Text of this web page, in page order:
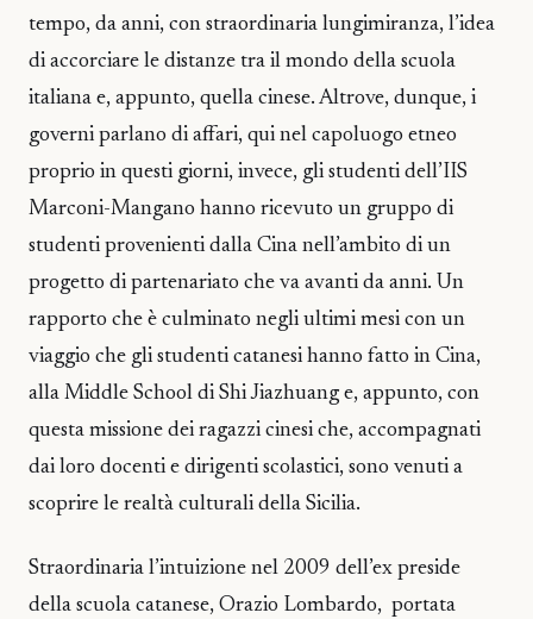
tempo, da anni, con straordinaria lungimiranza, l’idea
di accorciare le distanze tra il mondo della scuola
italiana e, appunto, quella cinese. Altrove, dunque, i
governi parlano di affari, qui nel capoluogo etneo
proprio in questi giorni, invece, gli studenti dell’IIS
Marconi-Mangano hanno ricevuto un gruppo di
studenti provenienti dalla Cina nell’ambito di un
progetto di partenariato che va avanti da anni. Un
rapporto che è culminato negli ultimi mesi con un
viaggio che gli studenti catanesi hanno fatto in Cina,
alla Middle School di Shi Jiazhuang e, appunto, con
questa missione dei ragazzi cinesi che, accompagnati
dai loro docenti e dirigenti scolastici, sono venuti a
scoprire le realtà culturali della Sicilia.
Straordinaria l’intuizione nel 2009 dell’ex preside
della scuola catanese, Orazio Lombardo, portata